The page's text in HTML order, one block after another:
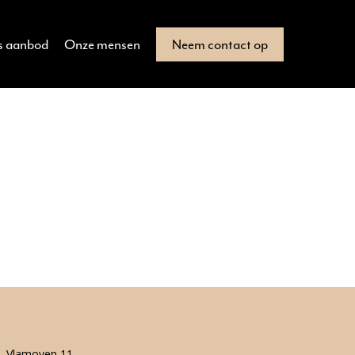
aanbod Onze mensen Neem contact op